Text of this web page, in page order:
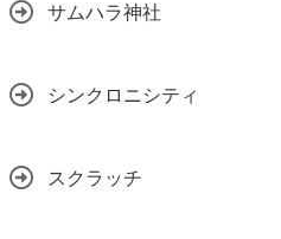
サムハラ神社
シンクロニシティ
スクラッチ